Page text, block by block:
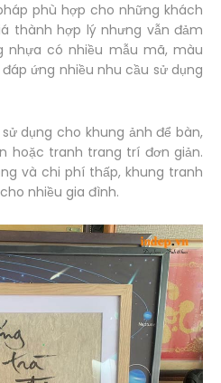
phù hợp cho những khách
thành hợp lý nhưng vẫn đảm
nhựa có nhiều mẫu mã, màu
ứng nhiều nhu cầu sử dụng
dụng cho khung ảnh để bàn,
hoặc tranh trang trí đơn giản.
và chi phí thấp, khung tranh
nhiều gia đình.